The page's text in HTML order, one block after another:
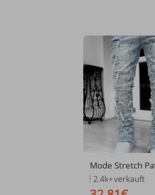
Mode Stretch
er Jeans Y2K
eative Quasten
2.4k+verkauft